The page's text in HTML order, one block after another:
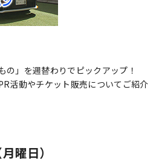
の」を週替わりでピックアップ！
活動やチケット販売についてご紹介
曜日）